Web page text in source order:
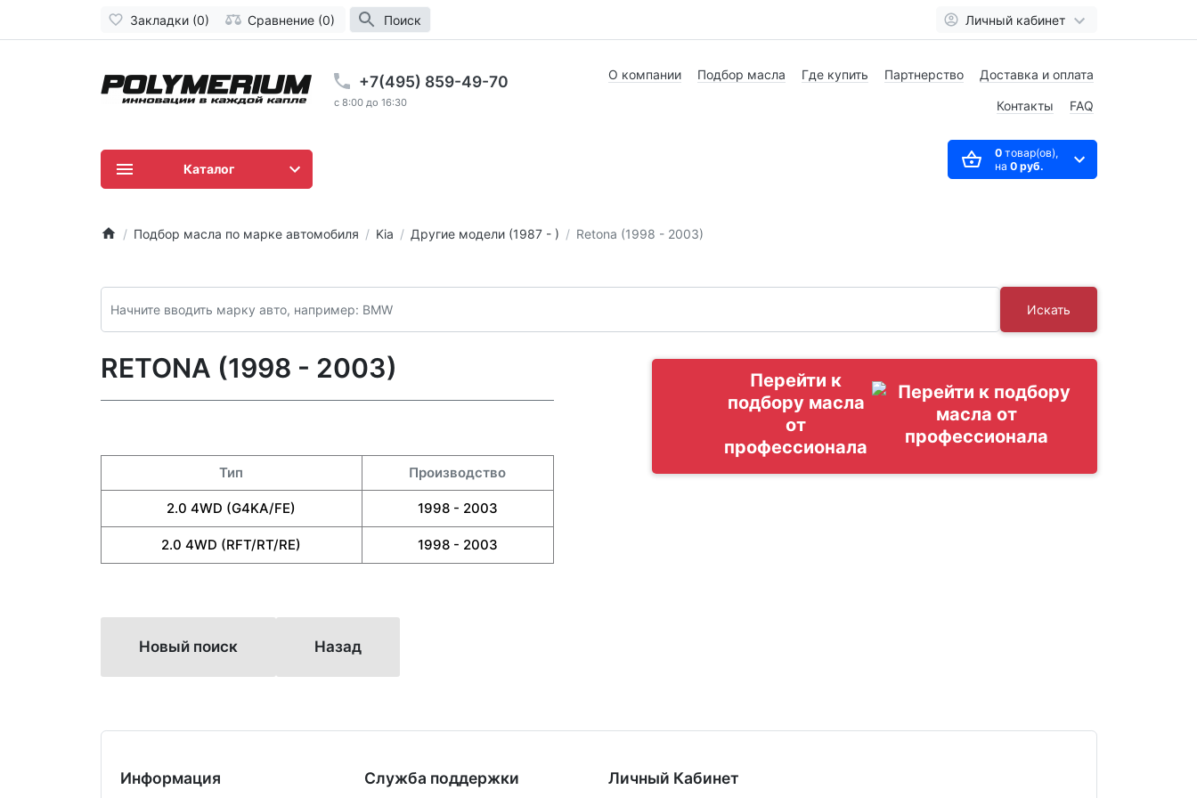
Закладки (0) Сравнение (0) Поиск Личный кабинет
+7(495) 859-49-70
c 8:00 до 16:30
О компании Подбор масла Где купить Партнерство Доставка и оплата
Контакты FAQ
0товар(ов),
на 0 руб.
Каталог
Подбор масла по марке автомобиля Kia Другие модели (1987 - ) Retona (1998 - 2003)
Искать
RETONA (1998 - 2003)
Тип Производство
2.0 4WD (G4KA/FE) 1998 - 2003
2.0 4WD (RFT/RT/RE) 1998 - 2003
Перейти к
подбору масла
от
профессионала
Новый поиск Назад
Информация Служба поддержки Личный Кабинет